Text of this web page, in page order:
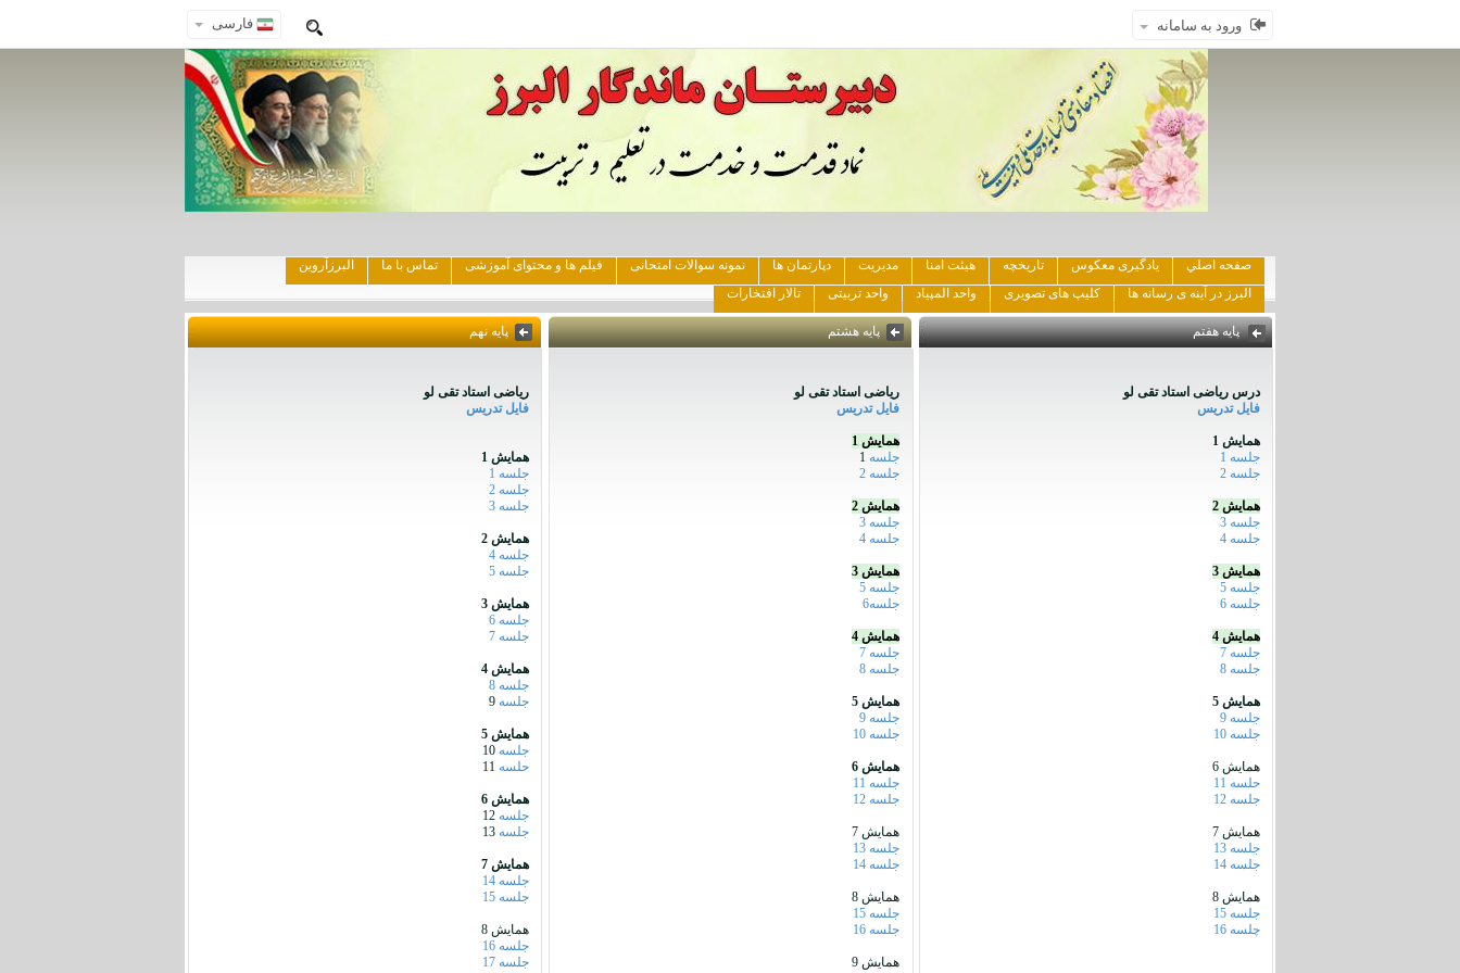
فارسی ورود به سامانه
صفحه اصلي یادگیری معکوس تاریخچه هیئت امنا مدیریت دپارتمان ها نمونه سوالات امتحانی فیلم ها و محتوای آموزشی تماس با ما
البرزآروین
البرز در آینه ی رسانه ها
کلیپ های تصویری واحد المپیاد واحد تربیتی تالار افتخارات
پایه هفتم
درس ریاضی استاد تقی لو
فایل تدریس
همایش 1
جلسه 1
جلسه 2
همایش 2
جلسه 3
جلسه 4
همایش 3
جلسه 5
جلسه 6
همایش 4
جلسه 7
جلسه 8
همایش 5
جلسه 9
جلسه 10
همایش 6
حلسه 11
جلسه 12
همایش 7
جلسه 13
جلسه 14
همایش 8
جلسه 15
چلسه 16
پایه هشتم
ریاضی استاد تقی لو
فایل تدریس
همایش 1
جلسه 1
جلسه 2
همایش 2
جلسه 3
جلسه 4
همایش 3
جلسه 5
جلسه6
همایش 4
جلسه 7
جلسه 8
همایش 5
جلسه 9
جلسه 10
همایش 6
جلسه 11
جلسه 12
همایش 7
جلسه 13
جلسه 14
همایش 8
جلسه 15
جلسه 16
همایش 9
پایه نهم
ریاضی استاد تقی لو
فایل تدریس
همایش 1
جلسه 1
جلسه 2
جلسه 3
همایش 2
جلسه 4
جلسه 5
همایش 3
جلسه 6
جلسه 7
همایش 4
جلسه 8
جلسه 9
همایش 5
جلسه 10
حلسه 11
همایش 6
جلسه 12
جلسه 13
همایش 7
جلسه 14
جلسه 15
همایش 8
جلسه 16
جلسه 17